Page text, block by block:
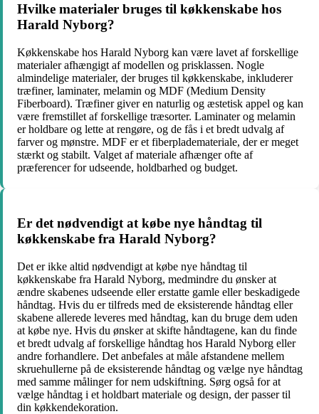
Hvilke materialer bruges til køkkenskabe hos
Harald Nyborg?
Køkkenskabe hos Harald Nyborg kan være lavet af forskellige
materialer afhængigt af modellen og prisklassen. Nogle
almindelige materialer, der bruges til køkkenskabe, inkluderer
træfiner, laminater, melamin og MDF (Medium Density
Fiberboard). Træfiner giver en naturlig og æstetisk appel og kan
være fremstillet af forskellige træsorter. Laminater og melamin
er holdbare og lette at rengøre, og de fås i et bredt udvalg af
farver og mønstre. MDF er et fiberplademateriale, der er meget
stærkt og stabilt. Valget af materiale afhænger ofte af
præferencer for udseende, holdbarhed og budget.
Er det nødvendigt at købe nye håndtag til
køkkenskabe fra Harald Nyborg?
Det er ikke altid nødvendigt at købe nye håndtag til
køkkenskabe fra Harald Nyborg, medmindre du ønsker at
ændre skabenes udseende eller erstatte gamle eller beskadigede
håndtag. Hvis du er tilfreds med de eksisterende håndtag eller
skabene allerede leveres med håndtag, kan du bruge dem uden
at købe nye. Hvis du ønsker at skifte håndtagene, kan du finde
et bredt udvalg af forskellige håndtag hos Harald Nyborg eller
andre forhandlere. Det anbefales at måle afstandene mellem
skruehullerne på de eksisterende håndtag og vælge nye håndtag
med samme målinger for nem udskiftning. Sørg også for at
vælge håndtag i et holdbart materiale og design, der passer til
din køkkendekoration.